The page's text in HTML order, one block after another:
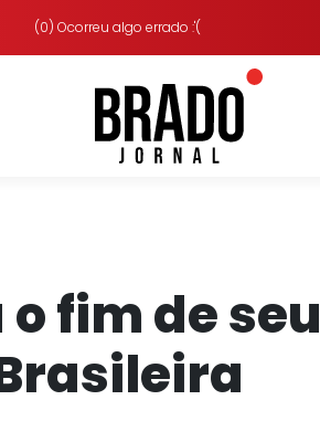
(0) Ocorreu algo errado :'(
fim de seu